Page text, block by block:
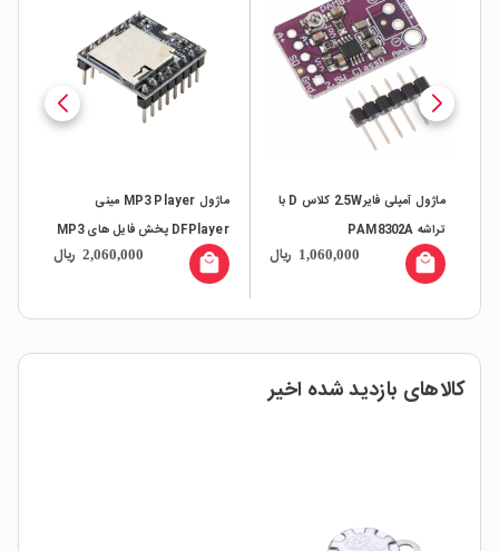
ماژول MP3 Player مینی
DFPlayer پخش فایل های MP3
2,060,000 ریال local_mall
چراغ RGB USB دکوراتیو لمسی
خودرو دارای افکت نوری حساس به
صدا
1,810,000 ریال local_mall
کالاهای بازدید شده اخیر